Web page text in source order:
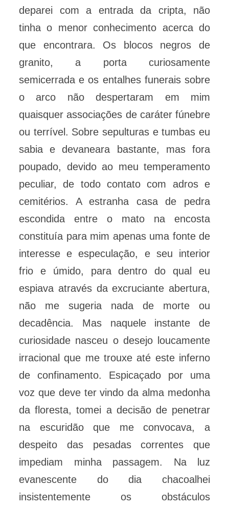
deparei com a entrada da cripta, não
tinha o menor conhecimento acerca do
que encontrara. Os blocos negros de
granito, a porta curiosamente
semicerrada e os entalhes funerais sobre
o arco não despertaram em mim
quaisquer associações de caráter fúnebre
ou terrível. Sobre sepulturas e tumbas eu
sabia e devaneara bastante, mas fora
poupado, devido ao meu temperamento
peculiar, de todo contato com adros e
cemitérios. A estranha casa de pedra
escondida entre o mato na encosta
constituía para mim apenas uma fonte de
interesse e especulação, e seu interior
frio e úmido, para dentro do qual eu
espiava através da excruciante abertura,
não me sugeria nada de morte ou
decadência. Mas naquele instante de
curiosidade nasceu o desejo loucamente
irracional que me trouxe até este inferno
de confinamento. Espicaçado por uma
voz que deve ter vindo da alma medonha
da floresta, tomei a decisão de penetrar
na escuridão que me convocava, a
despeito das pesadas correntes que
impediam minha passagem. Na luz
evanescente do dia chacoalhei
insistentemente os obstáculos